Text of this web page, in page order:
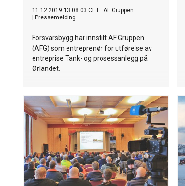
11.12.2019 13:08:03 CET
AF Gruppen
Pressemelding
Forsvarsbygg har innstilt AF Gruppen
(AFG) som entreprenør for utførelse av
entreprise Tank- og prosessanlegg på
Ørlandet.